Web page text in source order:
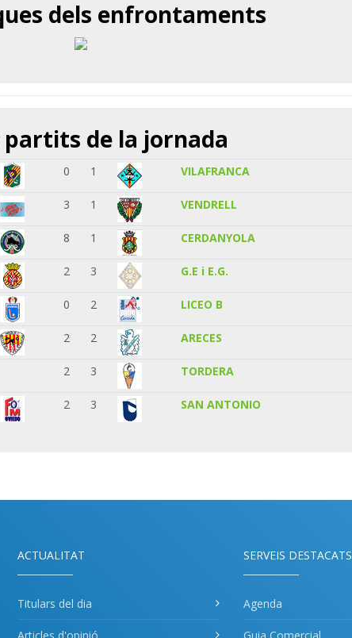
dels enfrontaments
de la jornada
0 1 VILAFRANCA
3 1 VENDRELL
8 1 CERDANYOLA
2 3 G.E i E.G.
0 2 LICEO B
2 2 ARECES
2 3 TORDERA
2 3 SAN ANTONIO
ACTUALITAT
Titulars del dia
SERVEIS DESTACATS
Agenda